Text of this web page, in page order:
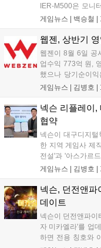
IER-M500은 모니
계와 뛰어난 수동
피팅 서포터를 적
공한다....
게임뉴스 | 백승철
웹젠, 상반기
웹젠이 8월 6일 공
업수익 773억 원,
했으나 당기순이
하반기부터 신작
또한 '테르비스'는
합니다. 김태영 대
사업 일정을 추진
다....
게임뉴스 | 김병호
넥슨 리플레이,
협약
넥슨이 대구디지
한 지역 게임사 제
전설'과 '아스가르
벌게임센터 제작지
장을 위한 협력을
게임뉴스 | 김병호
넥슨, 던전앤파
데이트
넥슨이 던전앤파이
자 미카엘라'를 업
하면 전용 칭호와